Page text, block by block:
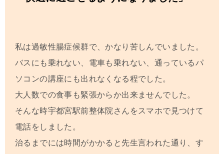
私は過敏性腸症候群で、かなり苦しんでいました。
バスにも乗れない、電車も乗れない、通っているパ
ソコンの講座にも出れなくなる程でした。
大人数での食事も緊張からか出来ませんでした。
そんな時宇都宮駅前整体院 さんをスマホで見つけて
電話をしました。
治るまでには時間がかかると先生言われた通り、す